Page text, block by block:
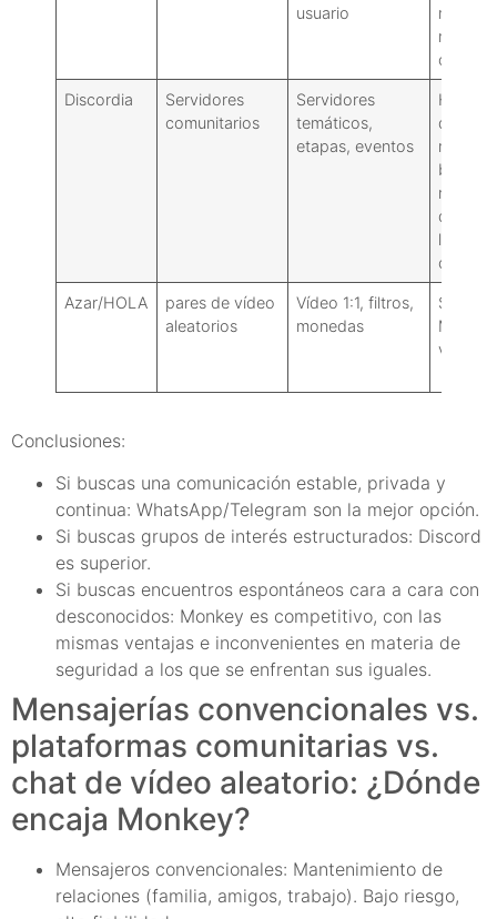
usuario
menos
Discordia
Servidores
comunitarios
Servidores
temáticos,
etapas, eventos
de
roles:
la
Azar/HOLA
pares de vídeo
aleatorios
Vídeo 1:1, filtros,
monedas
Similar
variable
Conclusiones:
Si buscas una comunicación estable, privada y
continua: WhatsApp/Telegram son la mejor opción.
Si buscas grupos de interés estructurados: Discord
es superior.
Si buscas encuentros espontáneos cara a cara con
desconocidos: Monkey es competitivo, con las
mismas ventajas e inconvenientes en materia de
seguridad a los que se enfrentan sus iguales.
Mensajerías convencionales vs.
plataformas comunitarias vs.
chat de vídeo aleatorio: ¿Dónde
encaja Monkey?
Mensajeros convencionales: Mantenimiento de
relaciones (familia, amigos, trabajo). Bajo riesgo,